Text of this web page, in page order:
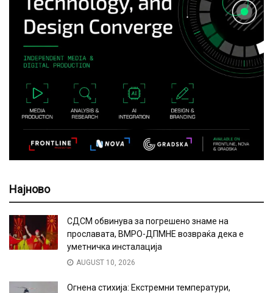
Најново
СДСМ обвинува за погрешено знаме на
прославата, ВМРО-ДПМНЕ возвраќа дека е
уметничка инсталација
AUGUST 10, 2026
Огнена стихија: Екстремни температури,